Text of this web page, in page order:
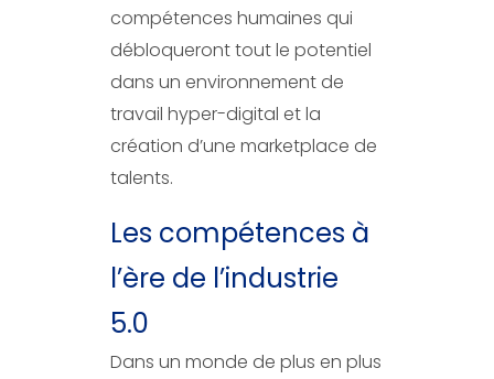
compétences humaines qui
débloqueront tout le potentiel
dans un environnement de
travail hyper-digital et la
création d’une marketplace de
talents.
Les compétences à
l’ère de l’industrie
5.0
Dans un monde de plus en plus